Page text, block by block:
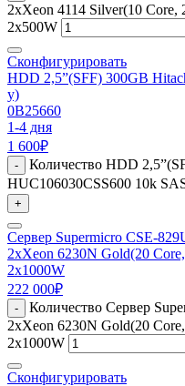
2xXeon 4114 Silver(10
2x500W
Сконфигурировать
HDD 2,5”(SFF) 300GB
у)
0B25660
1-4 дня
1 600₽
-
Количество HDD
HUC106030CSS600 10k
+
Сервер Supermicro CSE-
2xXeon 6230N Gold(20
2x1000W
222 000₽
-
Количество Сервер
2xXeon 6230N Gold(20
2x1000W
Сконфигурировать